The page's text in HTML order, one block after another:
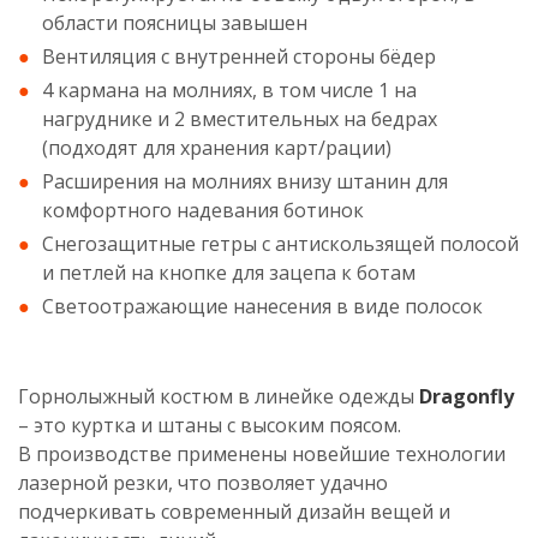
области поясницы завышен
Вентиляция с внутренней стороны бёдер
4 кармана на молниях, в том числе 1 на
нагруднике и 2 вместительных на бедрах
(подходят для хранения карт/рации)
Расширения на молниях внизу штанин для
комфортного надевания ботинок
Снегозащитные гетры с антискользящей полосой
и петлей на кнопке для зацепа к ботам
Светоотражающие нанесения в виде полосок
Горнолыжный костюм в линейке одежды Dragonfly
– это куртка и штаны с высоким поясом.
В производстве применены новейшие технологии
лазерной резки, что позволяет удачно
подчеркивать современный дизайн вещей и